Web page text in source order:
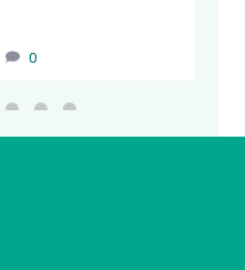
0